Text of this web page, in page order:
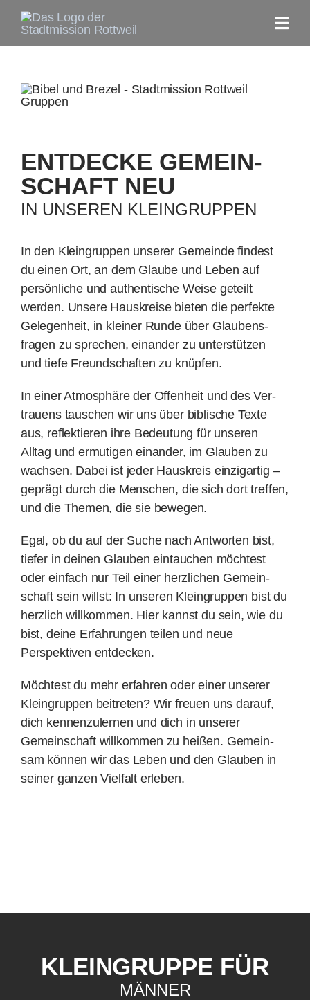
Zum
Inhalt
springen
Unsere Gemeinde
Gottesdienste
Gruppen
Jesus FAQs
Spenden
Kontakt
ENTDECKE GEMEIN­
SCHAFT NEU
IN UNSEREN KLEIN­GRUPPEN
In den Kleingruppen unserer Gemeinde findest
du einen Ort, an dem Glaube und Leben auf
persönliche und authentische Weise geteilt
werden. Unsere Hauskreise bieten die perfekte
Gelegenheit, in kleiner Runde über Glaubens­
fragen zu sprechen, einander zu unter­stüt­zen
und tiefe Freund­schaf­ten zu knüpfen.
In einer Atmosphäre der Offenheit und des Ver­
trauens tauschen wir uns über biblische Texte
aus, reflek­tieren ihre Bedeutung für unseren
Alltag und ermutigen einander, im Glauben zu
wachsen. Dabei ist jeder Haus­kreis einzig­artig –
geprägt durch die Menschen, die sich dort treffen,
und die Themen, die sie bewegen.
Egal, ob du auf der Suche nach Antworten bist,
tiefer in deinen Glauben ein­tau­chen möchtest
oder einfach nur Teil einer herz­lichen Gemein­
schaft sein willst: In unseren Klein­gruppen bist du
herzlich will­kommen. Hier kannst du sein, wie du
bist, deine Erfahrungen teilen und neue
Perspektiven entdecken.
Möchtest du mehr erfahren oder einer unserer
Klein­gruppen beitreten? Wir freuen uns darauf,
dich kennen­zu­lernen und dich in unserer
Gemein­schaft willkommen zu heißen. Gemein­
sam können wir das Leben und den Glauben in
seiner ganzen Vielfalt erleben.
KLEINGRUPPE FÜR
MÄNNER